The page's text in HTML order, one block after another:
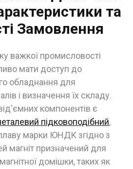
та
Замовлення
важкої промисловості
мати доступ до
обладнання для
і визначення їх складу.
компонентів є
підковоподібний,
марки ЮНДК згідно з
магніт призначений для
домішки, таких як